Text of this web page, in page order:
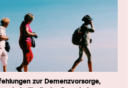
zur Demenzvorsorge,